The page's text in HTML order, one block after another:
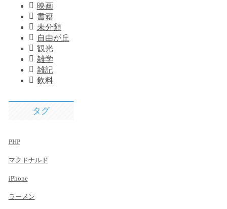
映画
書籍
未分類
自由が丘
観光
雑学
雑記
飲料
タグ
PHP
マクドナルド
iPhone
ラーメン